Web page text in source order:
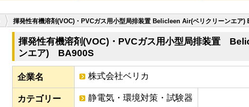
揮発性有機溶剤(VOC)・PVCガス用小型局排装置 Belicleen Air(ベリクリーンエア)
揮発性有機溶剤(VOC)・PVCガス用小型局排装置
ンエア) BA900S
企業名 株式会社ベリカ
カテゴリー 静電気・環境対策・試験器